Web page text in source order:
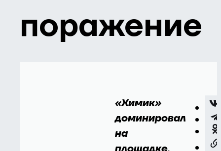
поражение
«Химик»
доминировал
на